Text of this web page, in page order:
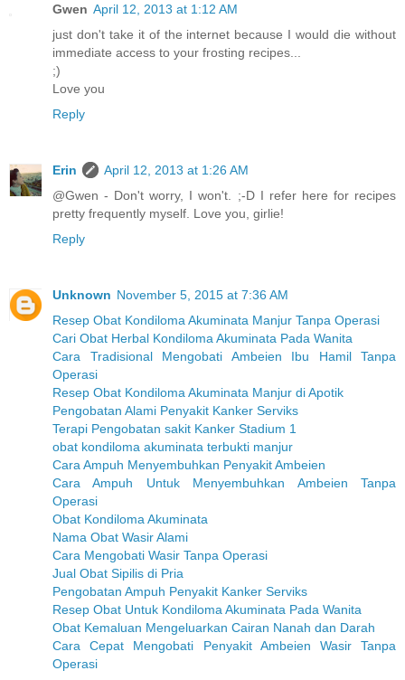
Gwen April 12, 2013 at 1:12 AM
just don't take it of the internet because I would die without
immediate access to your frosting recipes...
;)
Love you
Reply
Erin
April 12, 2013 at 1:26 AM
@Gwen - Don't worry, I won't. ;-D I refer here for recipes
pretty frequently myself. Love you, girlie!
Reply
Unknown November 5, 2015 at 7:36 AM
Resep Obat Kondiloma Akuminata Manjur Tanpa Operasi
Cari Obat Herbal Kondiloma Akuminata Pada Wanita
Cara Tradisional Mengobati Ambeien Ibu Hamil Tanpa
Operasi
Resep Obat Kondiloma Akuminata Manjur di Apotik
Pengobatan Alami Penyakit Kanker Serviks
Terapi Pengobatan sakit Kanker Stadium 1
obat kondiloma akuminata terbukti manjur
Cara Ampuh Menyembuhkan Penyakit Ambeien
Cara Ampuh Untuk Menyembuhkan Ambeien Tanpa
Operasi
Obat Kondiloma Akuminata
Nama Obat Wasir Alami
Cara Mengobati Wasir Tanpa Operasi
Jual Obat Sipilis di Pria
Pengobatan Ampuh Penyakit Kanker Serviks
Resep Obat Untuk Kondiloma Akuminata Pada Wanita
Obat Kemaluan Mengeluarkan Cairan Nanah dan Darah
Cara Cepat Mengobati Penyakit Ambeien Wasir Tanpa
Operasi